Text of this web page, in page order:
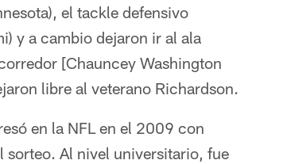
el tackle defensivo
y a cambio dejaron ir al ala
[Chauncey Washington
libre al veterano Richardson.
en la NFL en el 2009 con
sorteo. Al nivel universitario, fue